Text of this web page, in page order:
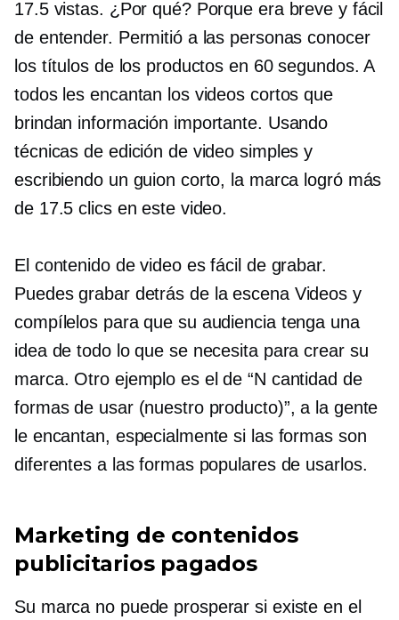
17.5 vistas. ¿Por qué? Porque era breve y fácil
de entender. Permitió a las personas conocer
los títulos de los productos en 60 segundos. A
todos les encantan los videos cortos que
brindan información importante. Usando
técnicas de edición de video simples y
escribiendo un guion corto, la marca logró más
de 17.5 clics en este video.
El contenido de video es fácil de grabar.
Puedes grabar detrás de la escenaVideos y
compílelos para que su audiencia tenga una
idea de todo lo que se necesita para crear su
marca. Otro ejemplo es el de “N cantidad de
formas de usar (nuestro producto)”, a la gente
le encantan, especialmente si las formas son
diferentes a las formas populares de usarlos.
Marketing de contenidos
publicitarios pagados
Su marca no puede prosperar si existe en el